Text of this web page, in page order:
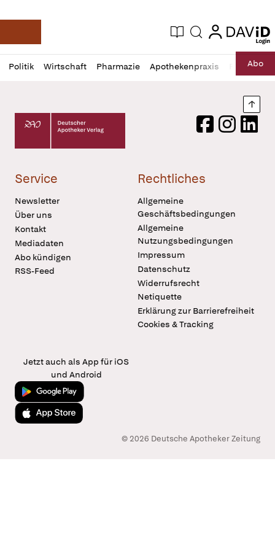
Deutsche Apotheker Zeitung
Aktuelle Ausgabe
Suche login
login
Politik Wirtschaft Pharmazie Apothekenpraxis RechtAbo
Profil
öffnen
Daz
Pur
Deutscher Apotheker Verlag Logo
FacebookInstagram
Service
Newsletter
Über uns
Kontakt
Mediadaten
Abo kündigen
RSS-Feed
Rechtliches
Allgemeine
Geschäftsbedingungen
Allgemeine
Nutzungsbedingungen
Impressum
Datenschutz
Widerrufsrecht
Netiquette
Erklärung zur Barrierefreiheit
Cookies & Tracking
Jetzt auch als App für iOS
und Android
Jetzt bei Google Play
Laden im App Store
© 2026 Deutsche Apotheker Zeitung